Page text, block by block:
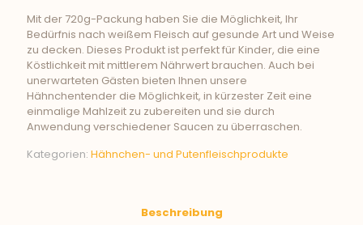
Mit der 720g-Packung haben Sie die Möglichkeit, Ihr
Bedürfnis nach weißem Fleisch auf gesunde Art und Weise
zu decken. Dieses Produkt ist perfekt für Kinder, die eine
Köstlichkeit mit mittlerem Nährwert brauchen. Auch bei
unerwarteten Gästen bieten Ihnen unsere
Hähnchentender die Möglichkeit, in kürzester Zeit eine
einmalige Mahlzeit zu zubereiten und sie durch
Anwendung verschiedener Saucen zu überraschen.
Kategorien: Hähnchen- und Putenfleischprodukte
Beschreibung